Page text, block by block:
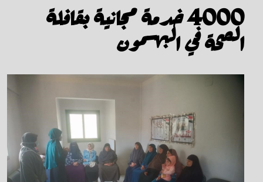
4000 خدمة مجانية بقافلة
الصحة في البهسمون